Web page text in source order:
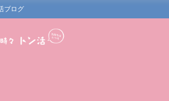
ブログ